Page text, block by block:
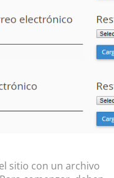
sitio con un archivo